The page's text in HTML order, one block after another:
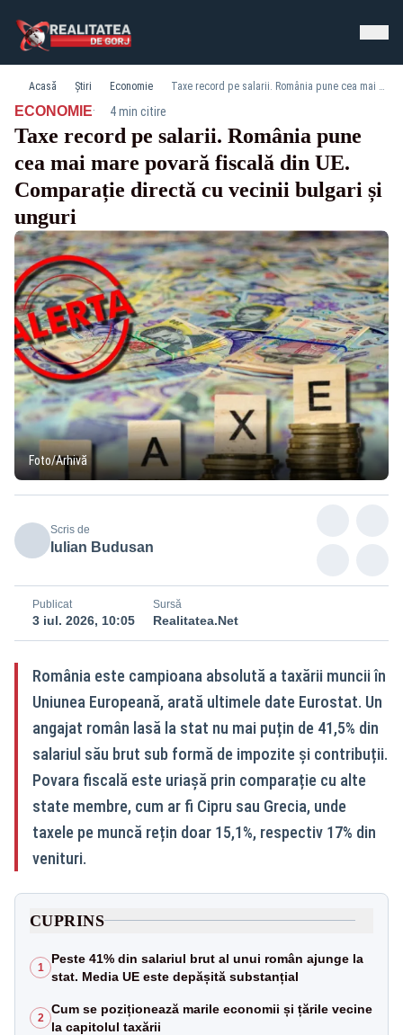
Acasă Știri Economie Taxe record pe salarii. România pune cea mai mare povară fiscală din UE. Comparație directă cu vecinii bulgari și unguri
ECONOMIE· 4 min citire
Taxe record pe salarii. România pune
cea mai mare povară fiscală din UE.
Comparație directă cu vecinii bulgari și
unguri
Foto/Arhivă
Scris de
Iulian Budusan
Publicat
3 iul. 2026, 10:05
Sursă
Realitatea.Net
România este campioana absolută a taxării muncii în
Uniunea Europeană, arată ultimele date Eurostat. Un
angajat român lasă la stat nu mai puțin de 41,5% din
salariul său brut sub formă de impozite și contribuții.
Povara fiscală este uriașă prin comparație cu alte
state membre, cum ar fi Cipru sau Grecia, unde
taxele pe muncă rețin doar 15,1%, respectiv 17% din
venituri.
CUPRINS
1
Peste 41% din salariul brut al unui român ajunge la
stat. Media UE este depășită substanțial
2
Cum se poziționează marile economii și țările vecine
la capitolul taxării